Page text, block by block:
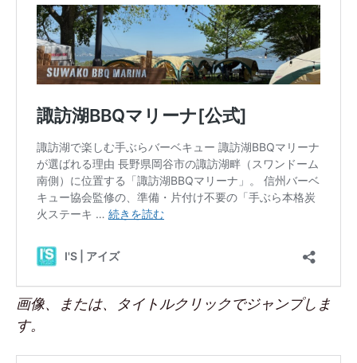
画像、または、タイトルクリックでジャンプしま
す。